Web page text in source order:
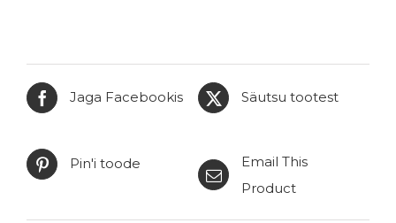
Jaga Facebookis Säutsu tootest
Pin'i toode
Email This
Product